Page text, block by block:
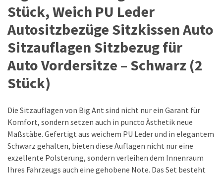
SONNENSCHUTZ
AUTOSITZE
(9)
Stück, Weich PU Leder
Autositzbezüge Sitzkissen Auto
Sitzauflagen Sitzbezug für
Auto Vordersitze – Schwarz (2
Stück)
Die Sitzauflagen von Big Ant sind nicht nur ein Garant für
Komfort, sondern setzen auch in puncto Ästhetik neue
Maßstäbe. Gefertigt aus weichem PU Leder und in elegantem
Schwarz gehalten, bieten diese Auflagen nicht nur eine
exzellente Polsterung, sondern verleihen dem Innenraum
Ihres Fahrzeugs auch eine gehobene Note. Das Set besteht